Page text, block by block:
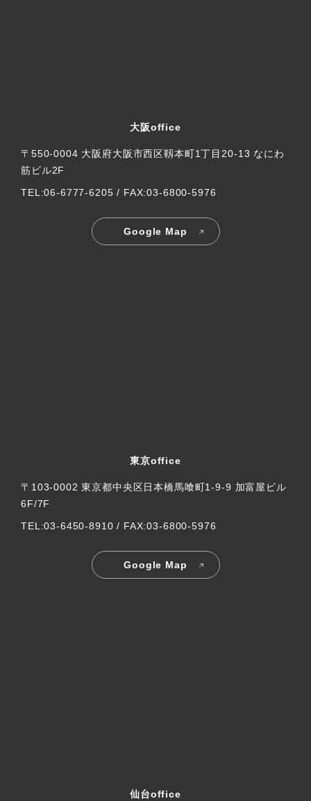
大阪office
〒550-0004 大阪府大阪市西区靱本町1丁目20-13 なにわ
筋ビル2F
TEL:06-6777-6205 / FAX:03-6800-5976
Google Map
東京office
〒103-0002 東京都中央区日本橋馬喰町1-9-9 加富屋ビル
6F/7F
TEL:03-6450-8910 / FAX:03-6800-5976
Google Map
仙台office